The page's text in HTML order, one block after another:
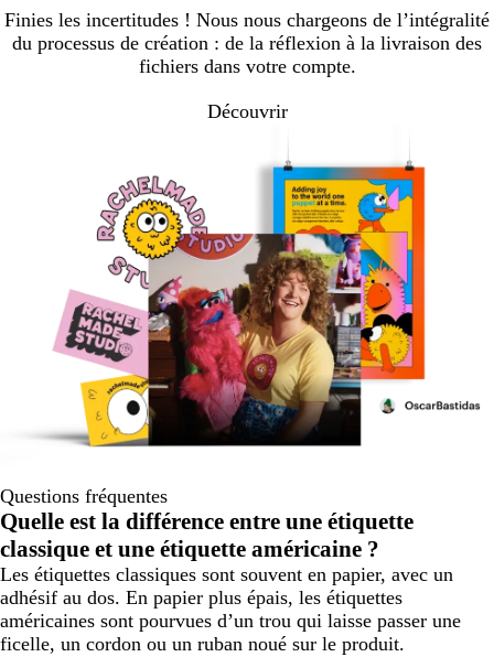
Finies les incertitudes ! Nous nous chargeons de l’intégralité
du processus de création : de la réflexion à la livraison des
fichiers dans votre compte.
Découvrir
Questions fréquentes
Quelle est la différence entre une étiquette
classique et une étiquette américaine ?
Les étiquettes classiques sont souvent en papier, avec un
adhésif au dos. En papier plus épais, les étiquettes
américaines sont pourvues d’un trou qui laisse passer une
ficelle, un cordon ou un ruban noué sur le produit.